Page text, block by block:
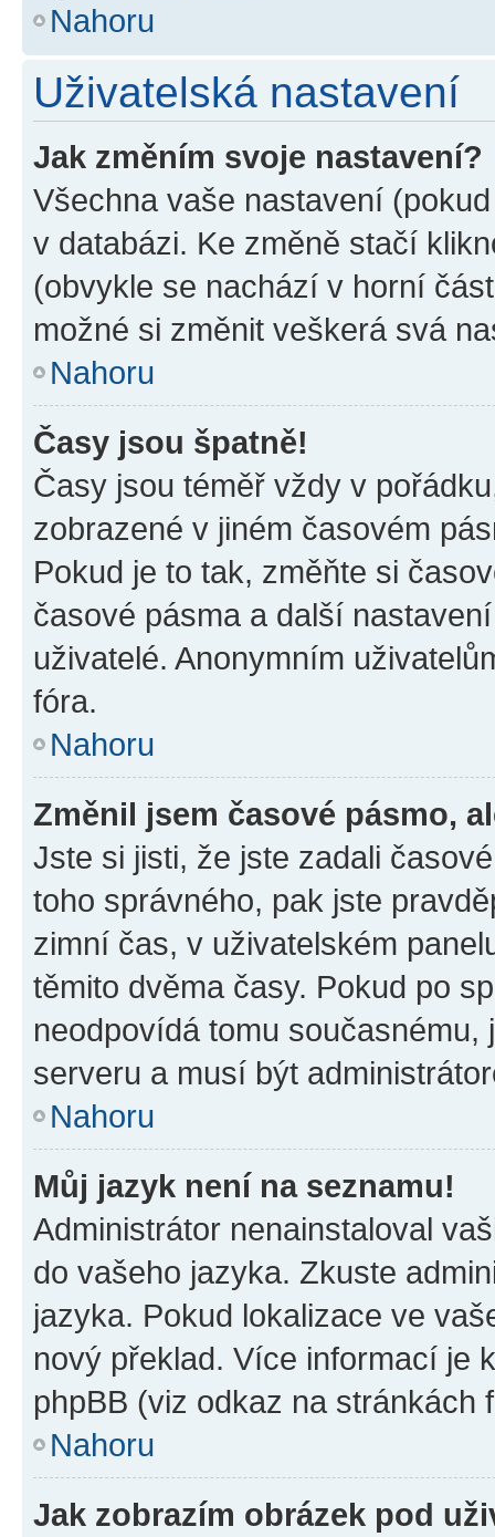
Nahoru
Uživatelská nastavení
Jak změním svoje nastavení?
Všechna vaše nastavení
v databázi. Ke změně stačí
(obvykle se nachází v horní
možné si změnit veškerá svá
Nahoru
Časy jsou špatně!
Časy jsou téměř vždy v
zobrazené v jiném časovém
Pokud je to tak, změňte si
časové pásma a další
uživatelé. Anonymním
fóra.
Nahoru
Změnil jsem časové pásmo,
Jste si jisti, že jste zadali
toho správného, pak jste
zimní čas, v uživatelském
těmito dvěma časy. Pokud po
neodpovídá tomu
serveru a musí být
Nahoru
Můj jazyk není na seznamu!
Administrátor nenainstaloval
do vašeho jazyka. Zkuste
jazyka. Pokud lokalizace ve
nový překlad. Více informací je
phpBB (viz odkaz na stránkách
Nahoru
Jak zobrazím obrázek pod